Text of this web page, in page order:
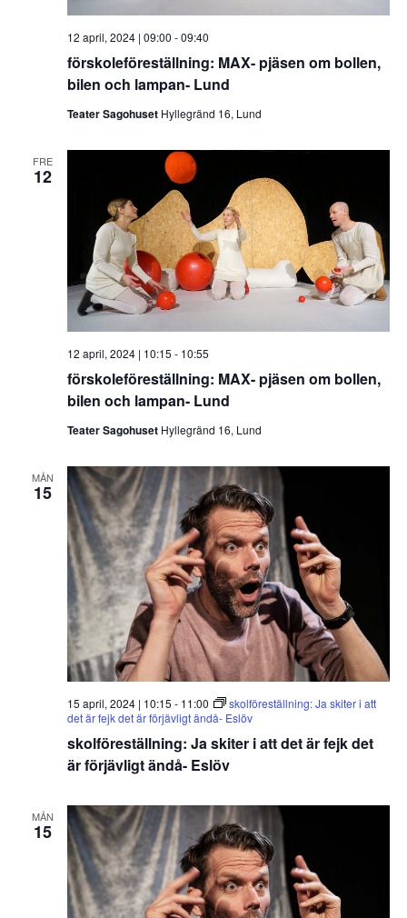
förskoleföreställning: MAX- pjäsen om bollen,
bilen och lampan- Lund
12 april, 2024 | 09:00 -09:40
Teater Sagohuset Hyllegränd 16, Lund
FRE
12
förskoleföreställning: MAX- pjäsen om bollen,
bilen och lampan- Lund
12 april, 2024 | 10:15 - 10:55
Teater Sagohuset Hyllegränd 16, Lund
MÅN
15
skolföreställning: Ja skiter i att det är fejk det
är förjävligt ändå- Eslöv
15 april, 2024 | 10:15 - 11:00
skolföreställning: Ja skiter i att
det är fejk det är förjävligt ändå- Eslöv
MÅN
15